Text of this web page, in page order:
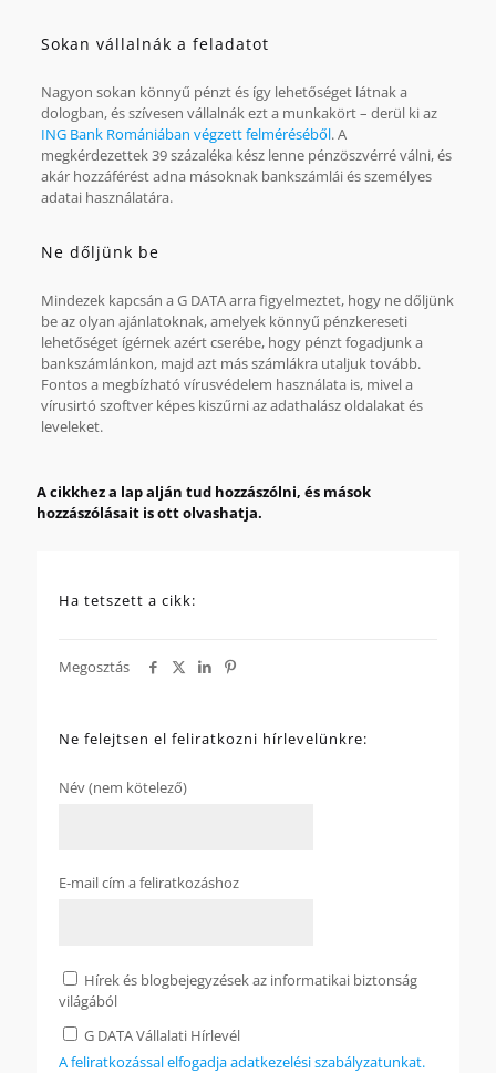
Sokan vállalnák a feladatot
Nagyon sokan könnyű pénzt és így lehetőséget látnak a
dologban, és szívesen vállalnák ezt a munkakört – derül ki az
ING Bank Romániában végzett felméréséből. A
megkérdezettek 39 százaléka kész lenne pénzöszvérré válni, és
akár hozzáférést adna másoknak bankszámlái és személyes
adatai használatára.
Ne dőljünk be
Mindezek kapcsán a G DATA arra figyelmeztet, hogy ne dőljünk
be az olyan ajánlatoknak, amelyek könnyű pénzkereseti
lehetőséget ígérnek azért cserébe, hogy pénzt fogadjunk a
bankszámlánkon, majd azt más számlákra utaljuk tovább.
Fontos a megbízható vírusvédelem használata is, mivel a
vírusirtó szoftver képes kiszűrni az adathalász oldalakat és
leveleket.
A cikkhez a lap alján tud hozzászólni, és mások
hozzászólásait is ott olvashatja.
Ha tetszett a cikk:
Megosztás
Ne felejtsen el feliratkozni hírlevelünkre:
Név (nem kötelező)
E-mail cím a feliratkozáshoz
Hírek és blogbejegyzések az informatikai biztonság
világából
G DATA Vállalati Hírlevél
A feliratkozással elfogadja adatkezelési szabályzatunkat.